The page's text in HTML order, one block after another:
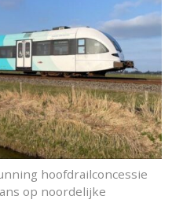
hoofdrailconcessie
op noordelijke